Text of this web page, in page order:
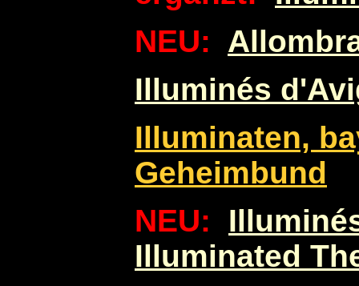
NEU:
Illuminés
Illuminaten,
Geheimbund
NEU:
Illuminated